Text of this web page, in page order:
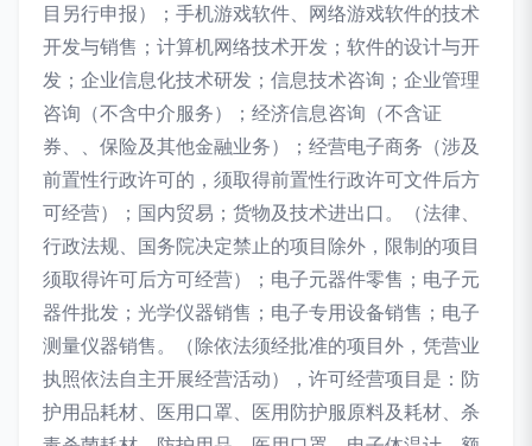
目另行申报）；手机游戏软件、网络游戏软件的技术
开发与销售；计算机网络技术开发；软件的设计与开
发；企业信息化技术研发；信息技术咨询；企业管理
咨询（不含中介服务）；经济信息咨询（不含证
券、、保险及其他金融业务）；经营电子商务（涉及
前置性行政许可的，须取得前置性行政许可文件后方
可经营）；国内贸易；货物及技术进出口。（法律、
行政法规、国务院决定禁止的项目除外，限制的项目
须取得许可后方可经营）；电子元器件零售；电子元
器件批发；光学仪器销售；电子专用设备销售；电子
测量仪器销售。（除依法须经批准的项目外，凭营业
执照依法自主开展经营活动），许可经营项目是：防
护用品耗材、医用口罩、医用防护服原料及耗材、杀